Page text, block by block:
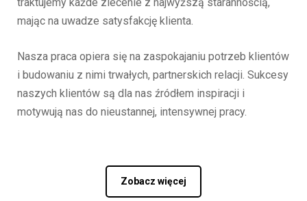
mając na uwadze satysfakcję klienta.
Nasza praca opiera się na zaspokajaniu potrzeb klientów
i budowaniu z nimi trwałych, partnerskich relacji. Sukcesy
naszych klientów są dla nas źródłem inspiracji i
motywują nas do nieustannej, intensywnej pracy.
Zobacz więcej